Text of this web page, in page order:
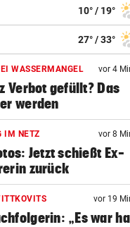
10° / 19°
27° / 33°
WASSERMANGEL vor 4
Verbot gefüllt? Das
werden
IM NETZ vor 8
Jetzt schießt Ex-
zurück
vor 19
„Es war